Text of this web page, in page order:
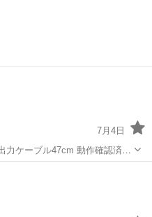
7月4日
CSに分けます。入力をテレ